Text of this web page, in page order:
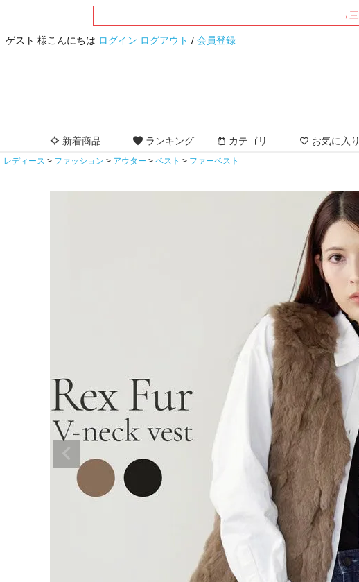
→三
ゲスト 様こんにちは ログイン ログアウト / 会員登録
新着商品 ランキング カテゴリ お気に入り
レディース ファッション アウター ベスト ファーベスト